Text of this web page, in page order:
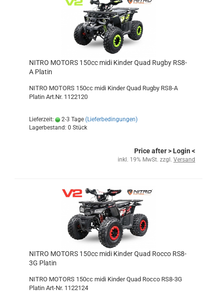
NITRO MOTORS 150cc midi Kinder Quad Rugby RS8-
A Platin
NITRO MOTORS 150cc midi Kinder Quad Rugby RS8-A
Platin Art.Nr. 1122120
Lieferzeit: 2-3 Tage (Lieferbedingungen)
Lagerbestand: 0 Stück
Price after> Login <
inkl. 19% MwSt. zzgl. Versand
NITRO MOTORS 150cc midi Kinder Quad Rocco RS8-
3G Platin
NITRO MOTORS 150cc midi Kinder Quad Rocco RS8-3G
Platin Art-Nr. 1122124